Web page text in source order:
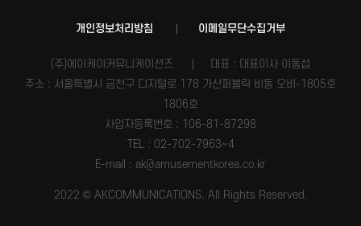
개인정보처리방침 이메일무단수집거부
(주)에이케이커뮤니케이션즈
대표 : 대표이사 이동섭
주소 : 서울특별시 금천구 디지털로 178 가산퍼블릭 비동 오비-1805호
1806호
사업자등록번호 : 106-81-87298
TEL : 02-702-7963~4
E-mail : ak@amusementkorea.co.kr
2022 © AKCOMMUNICATIONS. All Rights Reserved.